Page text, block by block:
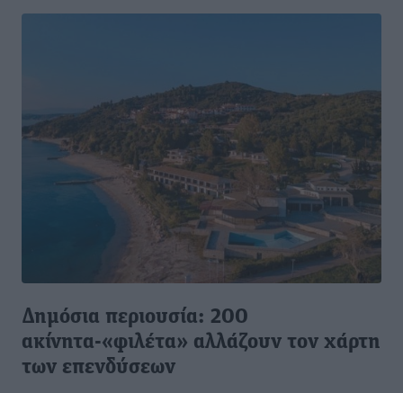
Δημόσια περιουσία: 200
ακίνητα-«φιλέτα» αλλάζουν τον χάρτη
των επενδύσεων